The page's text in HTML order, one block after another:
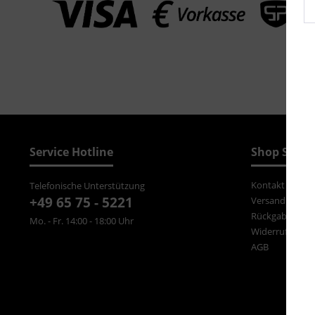
Service Hotline
Telefonische Unterstützung
+49 65 75 - 5221
Mo. - Fr. 14:00 - 18:00 Uhr
Shop Service
Kontakt
Versand und
Rückgabe
Widerrufsrecht
AGB